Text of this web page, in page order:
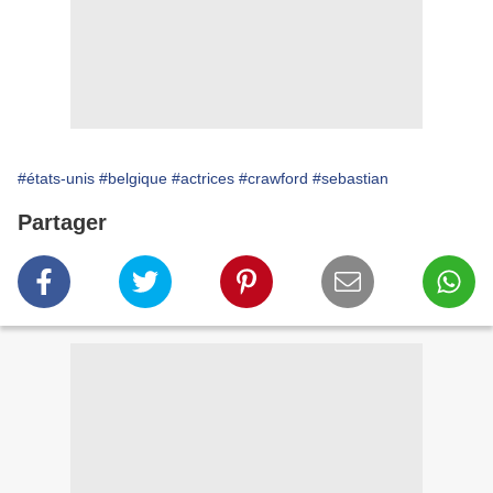
#états-unis #belgique #actrices #crawford #sebastian
Partager